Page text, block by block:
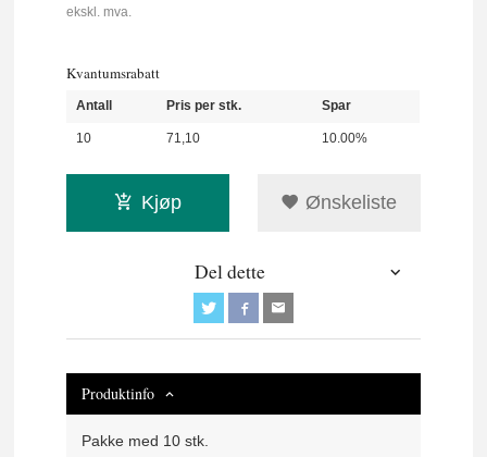
ekskl. mva.
Kvantumsrabatt
Antall Pris per stk. Spar
10 71,10 10.00%
Kjøp Ønskeliste
Del dette
Produktinfo
Pakke med 10 stk.